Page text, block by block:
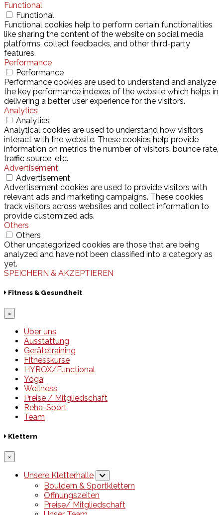
Functional
Functional
Functional cookies help to perform certain functionalities
like sharing the content of the website on social media
platforms, collect feedbacks, and other third-party
features.
Performance
Performance
Performance cookies are used to understand and analyze
the key performance indexes of the website which helps in
delivering a better user experience for the visitors.
Analytics
Analytics
Analytical cookies are used to understand how visitors
interact with the website. These cookies help provide
information on metrics the number of visitors, bounce rate,
traffic source, etc.
Advertisement
Advertisement
Advertisement cookies are used to provide visitors with
relevant ads and marketing campaigns. These cookies
track visitors across websites and collect information to
provide customized ads.
Others
Others
Other uncategorized cookies are those that are being
analyzed and have not been classified into a category as
yet.
SPEICHERN & AKZEPTIEREN
Fitness & Gesundheit
×
Über uns
Ausstattung
Gerätetraining
Fitnesskurse
HYROX/Functional
Yoga
Wellness
Preise / Mitgliedschaft
Reha-Sport
Team
Klettern
×
Unsere Kletterhalle
Bouldern & Sportklettern
Öffnungszeiten
Preise/ Mitgliedschaft